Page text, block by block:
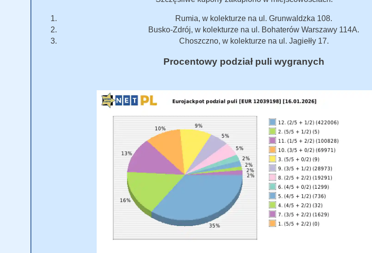
Rumia, w kolekturze na ul. Grunwaldzka 108.
Busko-Zdrój, w kolekturze na ul. Bohaterów Warszawy 114A.
Choszczno, w kolekturze na ul. Jagiełły 17.
Procentowy podział puli wygranych